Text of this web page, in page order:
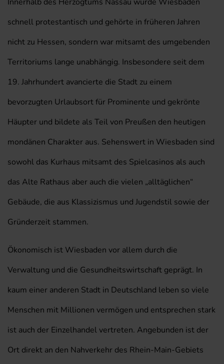
schnell protestantisch und gehörte in früheren Jahren
nicht zu Hessen, sondern war mitsamt des umgebenden
Territoriums lange unabhängig. Insbesondere seit dem
19. Jahrhundert avancierte die Stadt zu einem
bevorzugten Urlaubsort für Prominente und gekrönte
Häupter und bildete als Teil von Preußen den heutigen
mondänen Charakter aus. Sehenswert in Wiesbaden sind
sowohl das Kurhaus mitsamt des Spielcasinos als auch
das Alte Rathaus aber auch die vielen „alltäglichen“
Gebäude, die aus Klassizismus und Jugendstil sowie der
Gründerzeit stammen.
Ökonomisch ist Wiesbaden vor allem durch die
Verwaltung und die Gesundheitswirtschaft geprägt. In
kaum einer anderen Stadt in Deutschland leben so viele
Menschen mit Millionen vermögen und entsprechen stark
ist auch der Einzelhandel vertreten. Angebunden ist der
Ort direkt an den Nahverkehr des Rhein-Main-Gebiets